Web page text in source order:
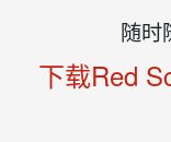
随时
下载Red